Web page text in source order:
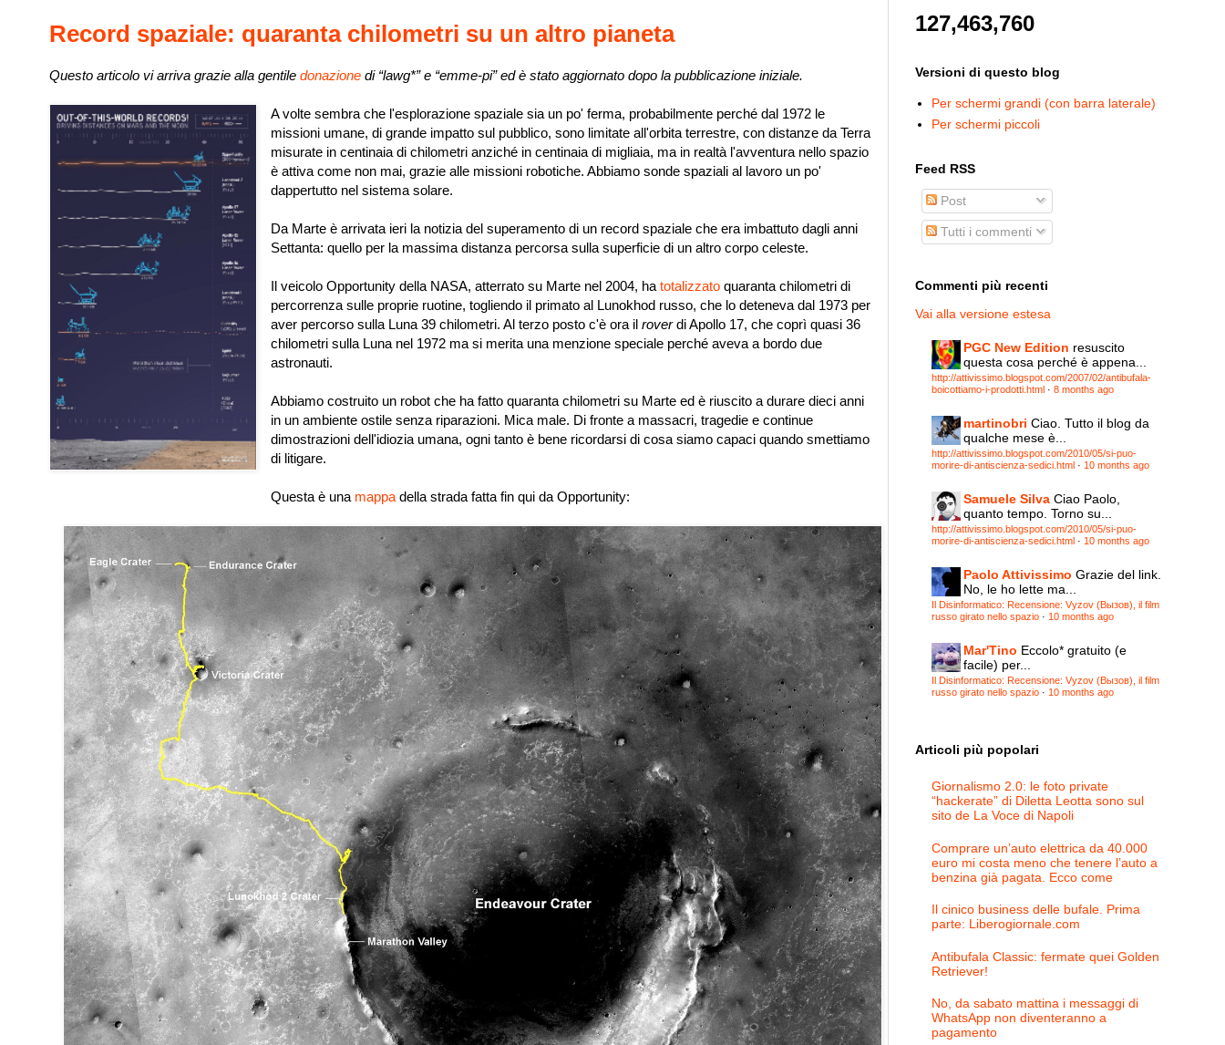
Record spaziale: quaranta chilometri su un altro pianeta
Questo articolo vi arriva grazie alla gentile donazione di “lawg*” e “emme-pi” ed è stato aggiornato dopo la pubblicazione iniziale.
A volte sembra che l'esplorazione spaziale sia un po' ferma, probabilmente perché dal 1972 le
missioni umane, di grande impatto sul pubblico, sono limitate all'orbita terrestre, con distanze da Terra
misurate in centinaia di chilometri anziché in centinaia di migliaia, ma in realtà l'avventura nello spazio
è attiva come non mai, grazie alle missioni robotiche. Abbiamo sonde spaziali al lavoro un po'
dappertutto nel sistema solare.
Da Marte è arrivata ieri la notizia del superamento di un record spaziale che era imbattuto dagli anni
Settanta: quello per la massima distanza percorsa sulla superficie di un altro corpo celeste.
Il veicolo Opportunity della NASA, atterrato su Marte nel 2004, hatotalizzato quaranta chilometri di
percorrenza sulle proprie ruotine, togliendo il primato al Lunokhod russo, che lo deteneva dal 1973 per
aver percorso sulla Luna 39 chilometri. Al terzo posto c'è ora ilroverdi Apollo 17, che coprì quasi 36
chilometri sulla Luna nel 1972 ma si merita una menzione speciale perché aveva a bordo due
astronauti.
Abbiamo costruito un robot che ha fatto quaranta chilometri su Marte ed è riuscito a durare dieci anni
in un ambiente ostile senza riparazioni. Mica male. Di fronte a massacri, tragedie e continue
dimostrazioni dell'idiozia umana, ogni tanto è bene ricordarsi di cosa siamo capaci quando smettiamo
di litigare.
Questa è una mappa della strada fatta fin qui da Opportunity:
127,463,760
Versioni di questo blog
Per schermi grandi (con barra laterale)
Per schermi piccoli
Feed RSS
Post
Tutti i commenti
Commenti più recenti
Vai alla versione estesa
PGC New Edition resuscito
questa cosa perché è appena...
http://attivissimo.blogspot.com/2007/02/antibufala-
boicottiamo-i-prodotti.html· 8 months ago
martinobri Ciao. Tutto il blog da
qualche mese è...
http://attivissimo.blogspot.com/2010/05/si-puo-
morire-di-antiscienza-sedici.html· 10 months ago
Samuele Silva Ciao Paolo,
quanto tempo. Torno su...
http://attivissimo.blogspot.com/2010/05/si-puo-
morire-di-antiscienza-sedici.html· 10 months ago
Paolo Attivissimo Grazie del link.
No, le ho lette ma...
Il Disinformatico: Recensione: Vyzov (Вызов), il film
russo girato nello spazio· 10 months ago
Mar'Tino Eccolo* gratuito (e
facile) per...
Il Disinformatico: Recensione: Vyzov (Вызов), il film
russo girato nello spazio· 10 months ago
Articoli più popolari
Giornalismo 2.0: le foto private
“hackerate” di Diletta Leotta sono sul
sito de La Voce di Napoli
Comprare un’auto elettrica da 40.000
euro mi costa meno che tenere l’auto a
benzina già pagata. Ecco come
Il cinico business delle bufale. Prima
parte: Liberogiornale.com
Antibufala Classic: fermate quei Golden
Retriever!
No, da sabato mattina i messaggi di
WhatsApp non diventeranno a
pagamento